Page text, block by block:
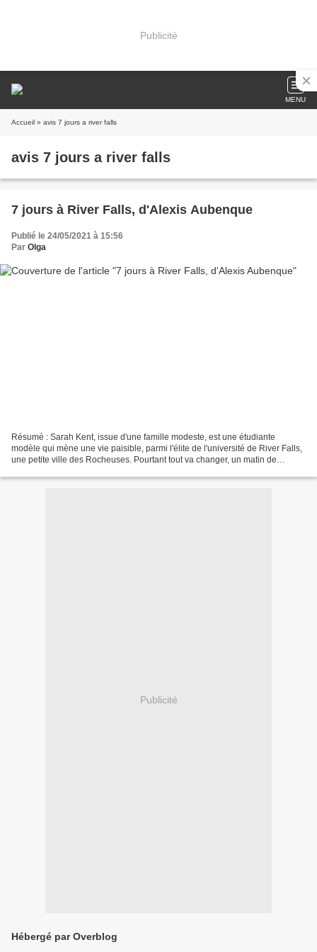
Publicité
MENU
Accueil » avis 7 jours a river falls
avis 7 jours a river falls
7 jours à River Falls, d'Alexis Aubenque
Publié le 24/05/2021 à 15:56
Par Olga
Résumé : Sarah Kent, issue d'une famille modeste, est une étudiante
modèle qui mène une vie paisible, parmi l'élite de l'université de River Falls,
une petite ville des Rocheuses. Pourtant tout va changer, un matin de
Publicité
Hébergé par Overblog